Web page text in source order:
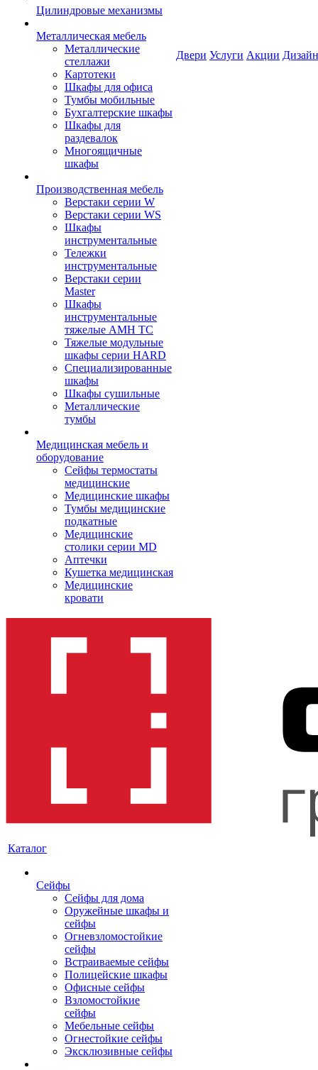
Цилиндровые механизмы
Металлическая мебель
Металлические
стеллажи
Картотеки
Шкафы для офиса
Тумбы мобильные
Бухгалтерские шкафы
Шкафы для
раздевалок
Многоящичные
шкафы
Производственная мебель
Верстаки серии W
Верстаки серии WS
Шкафы
инструментальные
Тележки
инструментальные
Верстаки серии
Master
Шкафы
инструментальные
тяжелые AMH TC
Тяжелые модульные
шкафы серии HARD
Cпециализированные
шкафы
Шкафы сушильные
Металлические
тумбы
Медицинская мебель и
оборудование
Сейфы термостаты
медицинские
Медицинские шкафы
Тумбы медицинские
подкатные
Медицинские
столики серии MD
Аптечки
Кушетка медицинская
Медицинские
кровати
Двери Услуги Акции
Каталог
Сейфы
Сейфы для дома
Оружейные шкафы и
сейфы
Огневзломостойкие
сейфы
Встраиваемые сейфы
Полицейские шкафы
Офисные сейфы
Взломостойкие
сейфы
Мебельные сейфы
Огнестойкие сейфы
Эксклюзивные сейфы